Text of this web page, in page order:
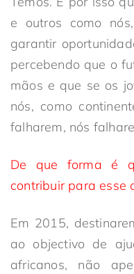
e outros como
garantir
percebendo que o
mãos e que se os
nós, como
falharem, nós
De que forma é
contribuir para esse
Em 2015,
ao objectivo de
africanos, não